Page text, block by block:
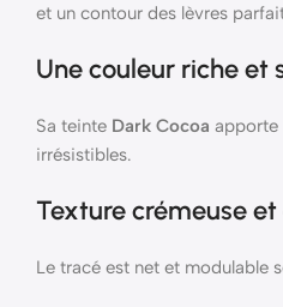
et un contour des lèvres
Une couleur riche et
Sa teinte Dark Cocoa apporte
irrésistibles.
Texture crémeuse
Le tracé est net et modulable